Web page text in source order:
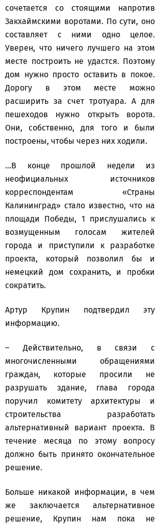
сочетается со стоящими напротив
Закхаймскими воротами. По сути, оно
составляет с ними одно целое.
Уверен, что ничего лучшего на этом
месте построить не удастся. Поэтому
дом нужно просто оставить в покое.
Дорогу в этом месте можно
расширить за счет тротуара. А для
пешеходов нужно открыть ворота.
Они, собственно, для того и были
построены, чтобы через них ходили.
…В конце прошлой недели из
неофициальных источников
корреспондентам «Страны
Калининград» стало известно, что на
площади Победы, 1 прислушались к
возмущенным голосам жителей
города и приступили к разработке
проекта, который позволил бы и
немецкий дом сохранить, и пробки
сократить.
Артур Крупин подтвердил эту
информацию.
– Действительно, в связи с
многочисленными обращениями
граждан, которые просили не
разрушать здание, глава города
поручил комитету архитектуры и
строительства разработать
альтернативный вариант проекта. В
течение месяца по этому вопросу
должно быть принято окончательное
решение.
Больше никакой информации, в чем
же заключается альтернативное
решение, Крупин нам пока не